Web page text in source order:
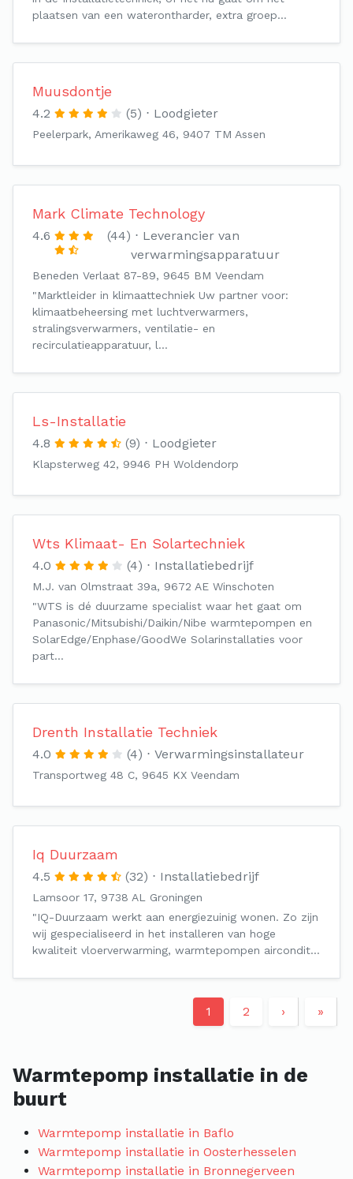
plaatsen van een waterontharder, extra groep…
Muusdontje
4.2 (5) Loodgieter
Peelerpark, Amerikaweg 46, 9407 TM Assen
Mark Climate Technology
4.6 (44)
Leverancier van
verwarmingsapparatuur
Beneden Verlaat 87-89, 9645 BM Veendam
"Marktleider in klimaattechniek Uw partner voor:
klimaatbeheersing met luchtverwarmers,
stralingsverwarmers, ventilatie- en
recirculatieapparatuur, l…
Ls-Installatie
4.8 (9) Loodgieter
Klapsterweg 42, 9946 PH Woldendorp
Wts Klimaat- En Solartechniek
4.0 (4) Installatiebedrijf
M.J. van Olmstraat 39a, 9672 AE Winschoten
"WTS is dé duurzame specialist waar het gaat om
Panasonic/Mitsubishi/Daikin/Nibe warmtepompen en
SolarEdge/Enphase/GoodWe Solarinstallaties voor
part…
Drenth Installatie Techniek
4.0 (4) Verwarmingsinstallateur
Transportweg 48 C, 9645 KX Veendam
Iq Duurzaam
4.5 (32) Installatiebedrijf
Lamsoor 17, 9738 AL Groningen
"IQ-Duurzaam werkt aan energiezuinig wonen. Zo zijn
wij gespecialiseerd in het installeren van hoge
kwaliteit vloerverwarming, warmtepompen aircondit…
1 2 › »
Warmtepomp installatie in de
buurt
Warmtepomp installatie in Baflo
Warmtepomp installatie in Oosterhesselen
Warmtepomp installatie in Bronnegerveen